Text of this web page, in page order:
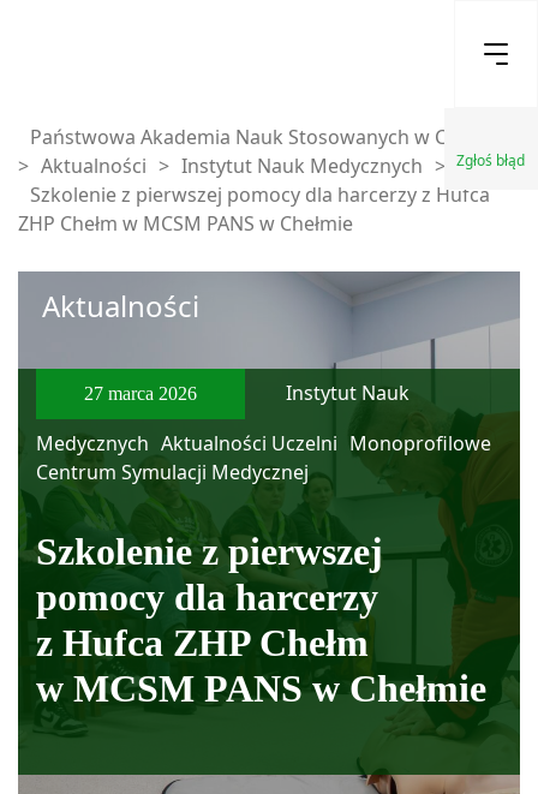
Zgłoś błąd
Państwowa Akademia Nauk Stosowanych w Chełmie
> Aktualności > Instytut Nauk Medycznych >
Szkolenie z pierwszej pomocy dla harcerzy z Hufca
ZHP Chełm w MCSM PANS w Chełmie
Aktualności
27 marca 2026
Instytut Nauk
Medycznych Aktualności Uczelni Monoprofilowe
Centrum Symulacji Medycznej
Szkolenie z pierwszej
pomocy dla harcerzy
z Hufca ZHP Chełm
w MCSM PANS w Chełmie